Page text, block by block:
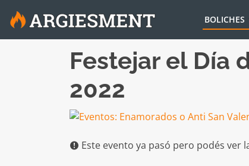
BOLICHES
Festejar el Día
2022
Este evento ya pasó pero podés ver